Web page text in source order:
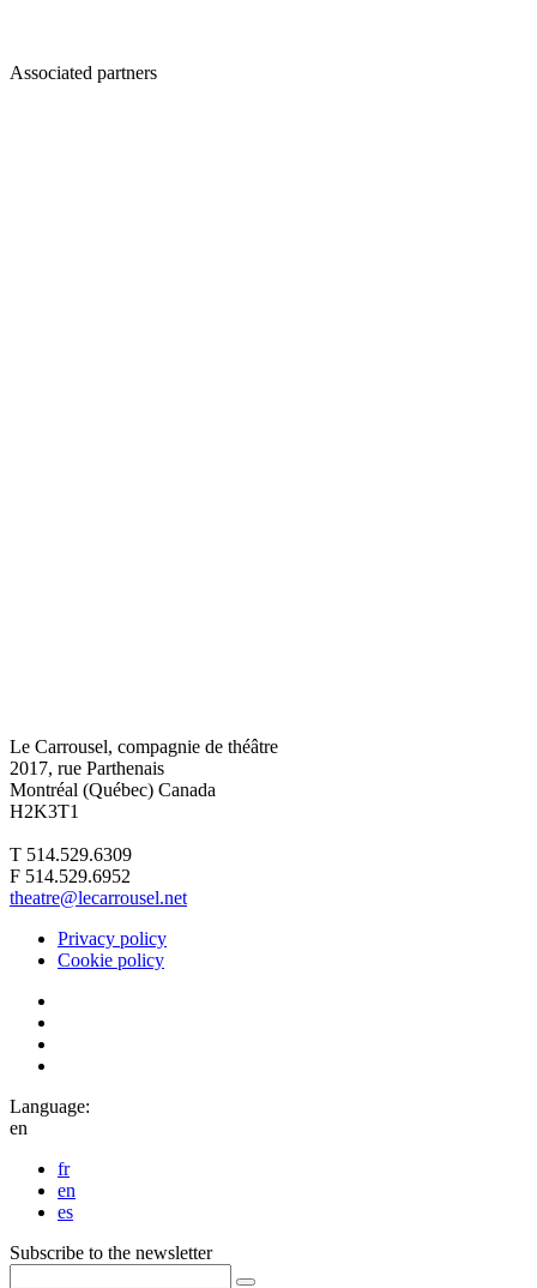
Associated partners
Le Carrousel, compagnie de théâtre
2017, rue Parthenais
Montréal (Québec) Canada
H2K3T1
T 514.529.6309
F 514.529.6952
theatre@lecarrousel.net
Privacy policy
Cookie policy
Language:
en
fr
en
es
Subscribe to the newsletter